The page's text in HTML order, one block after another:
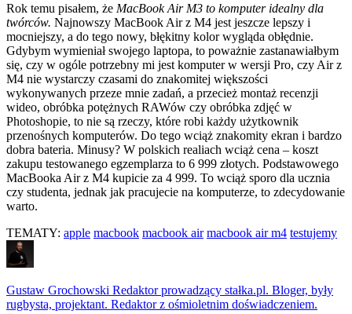
Rok temu pisałem, że MacBook Air M3 to komputer idealny dla
twórców. Najnowszy MacBook Air z M4 jest jeszcze lepszy i
mocniejszy, a do tego nowy, błękitny kolor wygląda obłędnie.
Gdybym wymieniał swojego laptopa, to poważnie zastanawiałbym
się, czy w ogóle potrzebny mi jest komputer w wersji Pro, czy Air z
M4 nie wystarczy czasami do znakomitej większości
wykonywanych przeze mnie zadań, a przecież montaż recenzji
wideo, obróbka potężnych RAWów czy obróbka zdjęć w
Photoshopie, to nie są rzeczy, które robi każdy użytkownik
przenośnych komputerów. Do tego wciąż znakomity ekran i bardzo
dobra bateria. Minusy? W polskich realiach wciąż cena – koszt
zakupu testowanego egzemplarza to 6 999 złotych. Podstawowego
MacBooka Air z M4 kupicie za 4 999. To wciąż sporo dla ucznia
czy studenta, jednak jak pracujecie na komputerze, to zdecydowanie
warto.
TEMATY: apple macbook macbook air macbook air m4 testujemy
Gustaw Grochowski Redaktor prowadzący stałka.pl. Bloger, były
rugbysta, projektant. Redaktor z ośmioletnim doświadczeniem.